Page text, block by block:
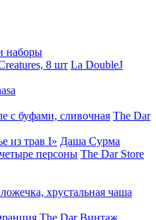
наборы
8 шт La DoubleJ
с буфами, сливочная The Dar
из трав I» Даша Сурма
персоны The Dar Store
хрустальная чаша
The Dar Винтаж